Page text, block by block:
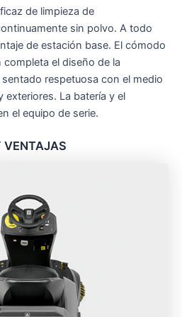
de limpieza de
sin polvo. A todo
de estación base. El cómodo
el diseño de la
respetuosa con el medio
exteriores. La batería y el
el equipo de serie.
VENTAJAS